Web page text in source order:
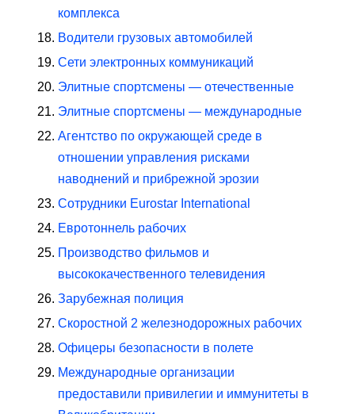
комплекса
Водители грузовых автомобилей
Сети электронных коммуникаций
Элитные спортсмены — отечественные
Элитные спортсмены — международные
Агентство по окружающей среде в
отношении управления рисками
наводнений и прибрежной эрозии
Сотрудники Eurostar International
Евротоннель рабочих
Производство фильмов и
высококачественного телевидения
Зарубежная полиция
Скоростной 2 железнодорожных рабочих
Офицеры безопасности в полете
Международные организации
предоставили привилегии и иммунитеты в